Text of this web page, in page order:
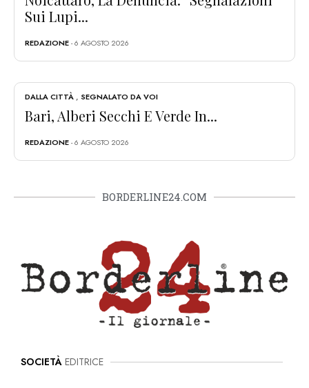
Sui Lupi...
REDAZIONE- 6 AGOSTO 2026
DALLA CITTÀ , SEGNALATO DA VOI
Bari, Alberi Secchi E Verde In...
REDAZIONE- 6 AGOSTO 2026
BORDERLINE24.COM
SOCIETÀ EDITRICE